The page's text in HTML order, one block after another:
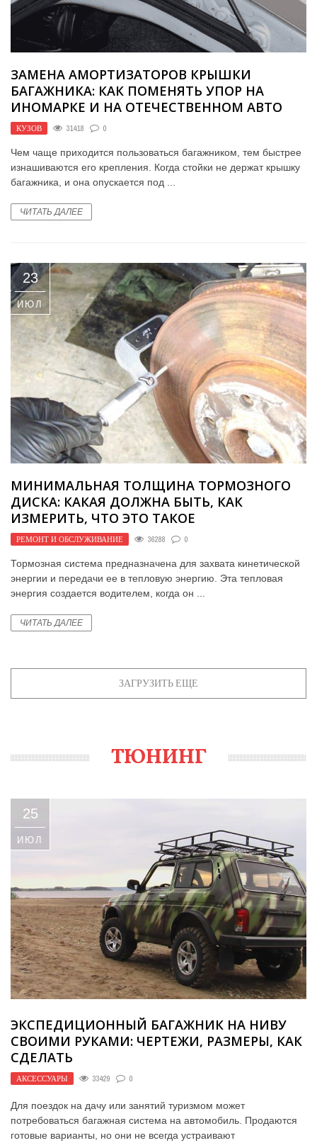
ЗАМЕНА АМОРТИЗАТОРОВ КРЫШКИ
БАГАЖНИКА: КАК ПОМЕНЯТЬ УПОР НА
ИНОМАРКЕ И НА ОТЕЧЕСТВЕННОМ АВТО
КУЗОВ 31418 0
Чем чаще приходится пользоваться багажником, тем быстрее
изнашиваются его крепления. Когда стойки не держат крышку
багажника, и она опускается под ...
ЧИТАТЬ ДАЛЕЕ
23
ИЮЛ
МИНИМАЛЬНАЯ ТОЛЩИНА ТОРМОЗНОГО
ДИСКА: КАКАЯ ДОЛЖНА БЫТЬ, КАК
ИЗМЕРИТЬ, ЧТО ЭТО ТАКОЕ
РЕМОНТ И ОБСЛУЖИВАНИЕ 36288 0
Тормозная система предназначена для захвата кинетической
энергии и передачи ее в тепловую энергию. Эта тепловая
энергия создается водителем, когда он ...
ЧИТАТЬ ДАЛЕЕ
ЗАГРУЗИТЬ ЕЩЕ
ТЮНИНГ
25
ИЮЛ
ЭКСПЕДИЦИОННЫЙ БАГАЖНИК НА НИВУ
СВОИМИ РУКАМИ: ЧЕРТЕЖИ, РАЗМЕРЫ, КАК
СДЕЛАТЬ
АКСЕССУАРЫ 33429 0
Для поездок на дачу или занятий туризмом может
потребоваться багажная система на автомобиль. Продаются
готовые варианты, но они не всегда устраивают